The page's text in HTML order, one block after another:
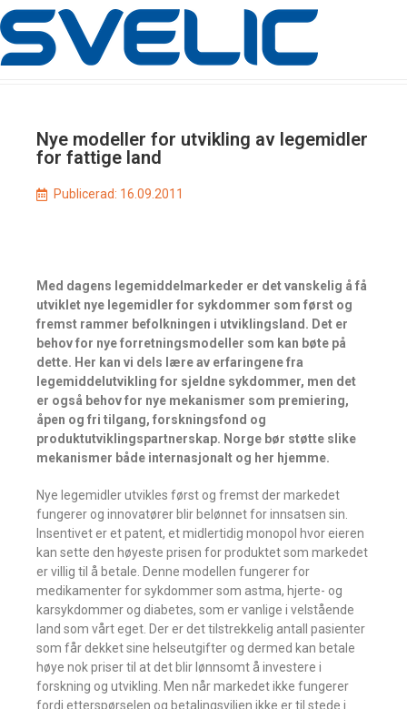
Nye modeller for utvikling av legemidler
for fattige land
Publicerad: 16.09.2011
Med dagens legemiddelmarkeder er det vanskelig å få
utviklet nye legemidler for sykdommer som først og
fremst rammer befolkningen i utviklingsland. Det er
behov for nye forretningsmodeller som kan bøte på
dette. Her kan vi dels lære av erfaringene fra
legemiddelutvikling for sjeldne sykdommer, men det
er også behov for nye mekanismer som premiering,
åpen og fri tilgang, forskningsfond og
produktutviklingspartnerskap. Norge bør støtte slike
mekanismer både internasjonalt og her hjemme.
Nye legemidler utvikles først og fremst der markedet
fungerer og innovatører blir belønnet for innsatsen sin.
Insentivet er et patent, et midlertidig monopol hvor eieren
kan sette den høyeste prisen for produktet som markedet
er villig til å betale. Denne modellen fungerer for
medikamenter for sykdommer som astma, hjerte- og
karsykdommer og diabetes, som er vanlige i velstående
land som vårt eget. Der er det tilstrekkelig antall pasienter
som får dekket sine helseutgifter og dermed kan betale
høye nok priser til at det blir lønnsomt å investere i
forskning og utvikling. Men når markedet ikke fungerer
fordi etterspørselen og betalingsviljen ikke er til stede i